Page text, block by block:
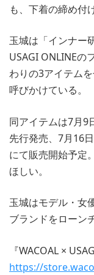
も、下着の締め付
玉城は「インナー
USAGI ONLINEの
わりの3アイテム
呼びかけている。
同アイテムは7月9
先行発売、7月16
にて販売開始予定
ほしい。
玉城はモデル・女
ブランドをローン
『WACOAL ×
https://